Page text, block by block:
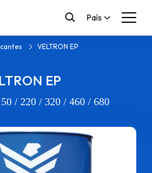
País
VELTRON EP
EP
/ 220 / 320 / 460 / 680